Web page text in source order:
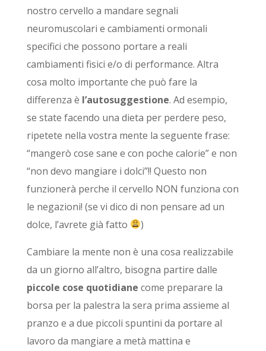
nostro cervello a mandare segnali
neuromuscolari e cambiamenti ormonali
specifici che possono portare a reali
cambiamenti fisici e/o di performance. Altra
cosa molto importante che può fare la
differenza è l’autosuggestione. Ad esempio,
se state facendo una dieta per perdere peso,
ripetete nella vostra mente la seguente frase:
“mangerò cose sane e con poche calorie” e non
“non devo mangiare i dolci”!! Questo non
funzionerà perche il cervello NON funziona con
le negazioni! (se vi dico di non pensare ad un
dolce, l’avrete già fatto
)
Cambiare la mente non è una cosa realizzabile
da un giorno all’altro, bisogna partire dalle
piccole cose quotidiane come preparare la
borsa per la palestra la sera prima assieme al
pranzo e a due piccoli spuntini da portare al
lavoro da mangiare a metà mattina e